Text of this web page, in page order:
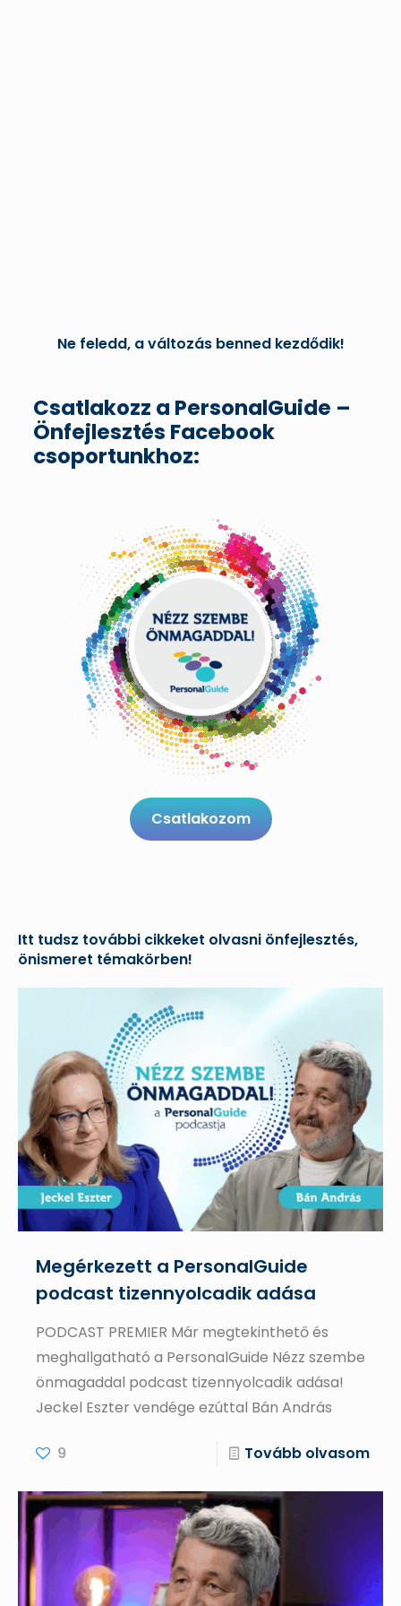
Ne feledd, a változás benned kezdődik!
Csatlakozz a PersonalGuide –
Önfejlesztés Facebook
csoportunkhoz:
Csatlakozom
Itt tudsz további cikkeket olvasni önfejlesztés,
önismeret témakörben!
Megérkezett a PersonalGuide
podcast tizennyolcadik adása
PODCAST PREMIER Már megtekinthető és
meghallgatható a PersonalGuide Nézz szembe
önmagaddal podcast tizennyolcadik adása!
Jeckel Eszter vendége ezúttal Bán András
9 Tovább olvasom